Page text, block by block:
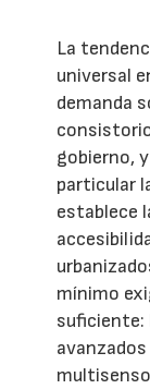
La
universal
demanda
gobierno,
particular
establece
mínimo
suficiente: